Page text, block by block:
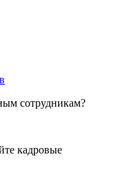
сотрудникам?
кадровые